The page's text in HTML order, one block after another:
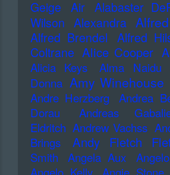
Geige
Air Alabaster
Wilson Alexandra
Alfred Brendel Alfred
Coltrane Alice Cooper
Alicia Keys Alma Naidu
Donna Amy Winehouse
Andre Herzberg
Andrea
Dorau
Andreas
Eldritch Andrew Vachss
Brings
Andy Fletch
Smith
Angela Aux